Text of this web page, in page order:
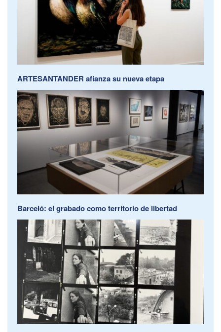
ARTESANTANDER afianza su nueva etapa
Barceló: el grabado como territorio de libertad